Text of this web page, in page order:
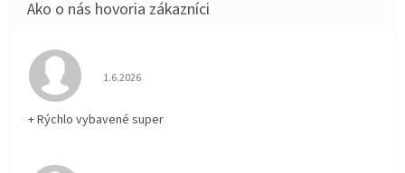
Hodnotenie obchodu je 5 z 5 hviezdičiek.
1.6.2026
+ Rýchlo vybavené super